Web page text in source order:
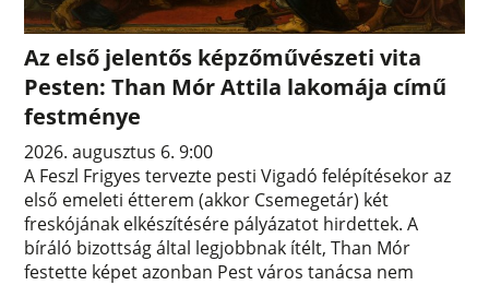
Az első jelentős képzőművészeti vita
Pesten: Than Mór Attila lakomája című
festménye
2026. augusztus 6. 9:00
A Feszl Frigyes tervezte pesti Vigadó felépítésekor az
első emeleti étterem (akkor Csemegetár) két
freskójának elkészítésére pályázatot hirdettek. A
bíráló bizottság által legjobbnak ítélt, Than Mór
festette képet azonban Pest város tanácsa nem